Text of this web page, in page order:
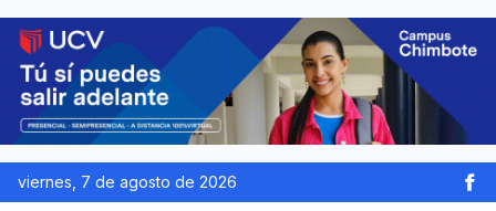
viernes, 7 de agosto de 2026